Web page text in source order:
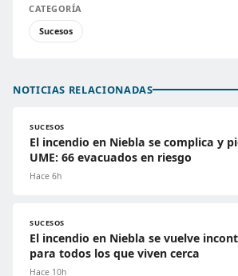
CATEGORÍA
Sucesos
NOTICIAS RELACIONADAS
SUCESOS
El incendio en Niebla se complica y
UME: 66 evacuados en riesgo
Hace 6h
SUCESOS
El incendio en Niebla se vuelve
para todos los que viven cerca
Hace 10h